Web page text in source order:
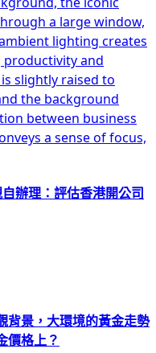
辦理：評估香港開公司
背景，大環境的黃金走勢
價格上？